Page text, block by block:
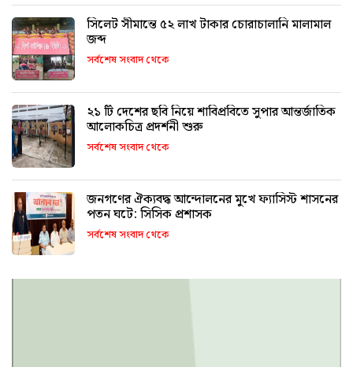
সিলেট সীমান্তে ৫২ লাখ টাকার চোরাচালানি মালামাল
জব্দ
সর্বশেষ সংবাদ থেকে
২১ টি দেশের ছবি নিয়ে শাবিপ্রবিতে সুপার আন্তর্জাতিক
আলোকচিত্র প্রদর্শনী শুরু
সর্বশেষ সংবাদ থেকে
জনগণের ঐক্যবদ্ধ আন্দোলনের মুখে ফ্যাসিস্ট শাসনের
পতন ঘটে: সিসিক প্রশাসক
সর্বশেষ সংবাদ থেকে